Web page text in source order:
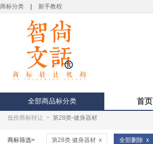
商标分类 新手教程
全部商品标分类 首页
低价商标转让 > 第28类-健身器材
商标筛选> 第28类 健身器材 x 全部删除 x